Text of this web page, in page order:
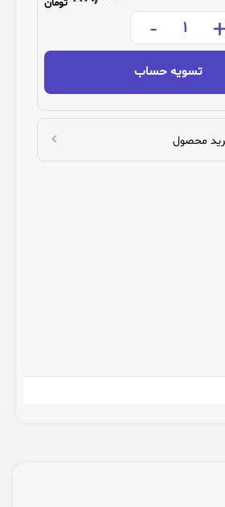
تومان
+
-
تسویه حساب
محصول